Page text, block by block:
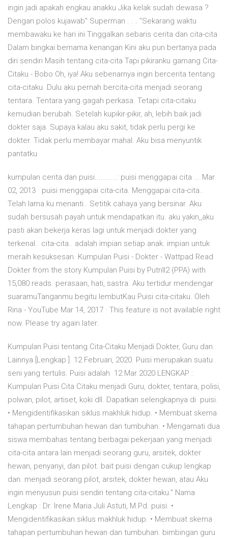
ingin jadi apakah engkau anakku Jika kelak sudah dewasa ?
Dengan polos kujawab" Superman . . . "Sekarang waktu
membawaku ke hari ini Tinggalkan sebaris cerita dan cita-cita
Dalam bingkai bernama kenangan Kini aku pun bertanya pada
diri sendiri Masih tentang cita-cita Tapi pikiranku gamang Cita-
Citaku - Bobo Oh, iya! Aku sebenarnya ingin bercerita tentang
cita-citaku. Dulu aku pernah bercita-cita menjadi seorang
tentara. Tentara yang gagah perkasa. Tetapi cita-citaku
kemudian berubah. Setelah kupikir-pikir, ah, lebih baik jadi
dokter saja. Supaya kalau aku sakit, tidak perlu pergi ke
dokter. Tidak perlu membayar mahal. Aku bisa menyuntik
pantatku
kumpulan cerita dan puisi...........: puisi menggapai cita ... Mar
02, 2013 · puisi menggapai cita-cita. Menggapai cita-cita..
Telah lama ku menanti.. Setitik cahaya yang bersinar. Aku
sudah bersusah payah untuk mendapatkan itu. aku yakin,,aku
pasti akan bekerja keras lagi untuk menjadi dokter yang
terkenal.. cita-cita.. adalah impian setiap anak. impian untuk
meraih kesuksesan. Kumpulan Puisi - Dokter - Wattpad Read
Dokter from the story Kumpulan Puisi by PutriII2 (PPA) with
15,080 reads. perasaan, hati, sastra. Aku tertidur mendengar
suaramuTanganmu begitu lembutKau Puisi cita-citaku. Oleh
Rina - YouTube Mar 14, 2017 · This feature is not available right
now. Please try again later.
Kumpulan Puisi tentang Cita-Citaku Menjadi Dokter, Guru dan
Lainnya [Lengkap ]. 12 Februari, 2020. Puisi merupakan suatu
seni yang tertulis. Puisi adalah 12 Mar 2020 LENGKAP :
Kumpulan Puisi Cita Citaku menjadi Guru, dokter, tentara, polisi,
polwan, pilot, artiset, koki dll. Dapatkan selengkapnya di puisi.
• Mengidentifikasikan siklus makhluk hidup. • Membuat skema
tahapan pertumbuhan hewan dan tumbuhan. • Mengamati dua
siswa membahas tentang berbagai pekerjaan yang menjadi
cita-cita antara lain menjadi seorang guru, arsitek, dokter
hewan, penyanyi, dan pilot. bait puisi dengan cukup lengkap
dan. menjadi seorang pilot, arsitek, dokter hewan, atau Aku
ingin menyusun puisi sendiri tentang cita-citaku." Nama
Lengkap : Dr. Irene Maria Juli Astuti, M.Pd. puisi. •
Mengidentifikasikan siklus makhluk hidup. • Membuat skema
tahapan pertumbuhan hewan dan tumbuhan. bimbingan guru